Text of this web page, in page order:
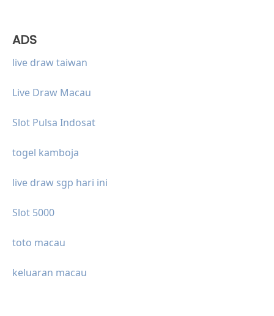
ADS
live draw taiwan
Live Draw Macau
Slot Pulsa Indosat
togel kamboja
live draw sgp hari ini
Slot 5000
toto macau
keluaran macau